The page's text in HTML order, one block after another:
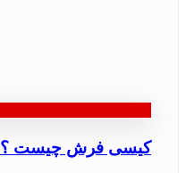
کیسی فرش چیست ؟